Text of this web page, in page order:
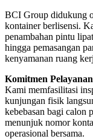
BCI Group didukung
kontainer berlisensi.
penambahan pintu
hingga pemasangan
kenyamanan ruang
Komitmen
Kami memfasilitasi
kunjungan fisik
kebebasan bagi calon
menunjuk nomor
operasional bersama.